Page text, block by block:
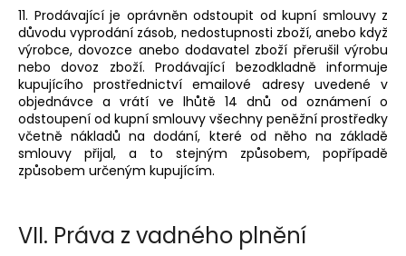
11. Prodávající je oprávněn odstoupit od kupní smlouvy z
důvodu vyprodání zásob, nedostupnosti zboží, anebo když
výrobce, dovozce anebo dodavatel zboží přerušil výrobu
nebo dovoz zboží. Prodávající bezodkladně informuje
kupujícího prostřednictví emailové adresy uvedené v
objednávce a vrátí ve lhůtě 14 dnů od oznámení o
odstoupení od kupní smlouvy všechny peněžní prostředky
včetně nákladů na dodání, které od něho na základě
smlouvy přijal, a to stejným způsobem, popřípadě
způsobem určeným kupujícím.
VII. Práva z vadného plnění